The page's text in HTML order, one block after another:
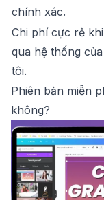
chính xác.
Chi phí cực rẻ
qua hệ thống
tôi.
Phiên bản miễn
không?